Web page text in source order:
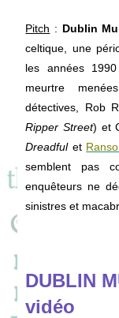
Pitch : Dublin
celtique, une
les années
meurtre
détectives, Rob
Ripper Street) et
Dreadfulet
semblent pas
enquêteurs ne
sinistres et
DUBLIN
vidéo